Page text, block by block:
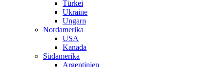
Türkei
Ukraine
Ungarn
Nordamerika
USA
Kanada
Südamerika
Argentinien